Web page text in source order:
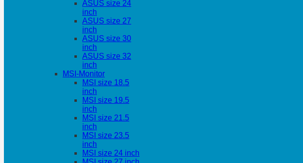
ASUS size 24
inch
ASUS size 27
inch
ASUS size 30
inch
ASUS size 32
inch
MSI-Monitor
MSI size 18.5
inch
MSI size 19.5
inch
MSI size 21.5
inch
MSI size 23.5
inch
MSI size 24 inch